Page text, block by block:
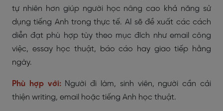
tự nhiên hơn giúp người học nâng cao khả năng sử
dụng tiếng Anh trong thực tế. AI sẽ đề xuất các cách
diễn đạt phù hợp tùy theo mục đích như email công
việc, essay học thuật, báo cáo hay giao tiếp hằng
ngày.
Phù hợp với:Người đi làm, sinh viên, người cần cải
thiện writing, email hoặc tiếng Anh học thuật.